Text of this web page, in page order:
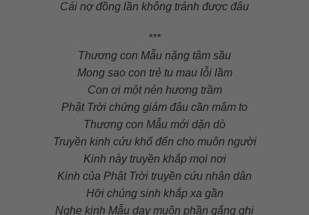
Cái nợ đồng lần không tránh được đâu
***
Thương con Mẫu nặng tâm sầu
Mong sao con trẻ tu mau lỗi lầm
Con ơi một nén hương trầm
Phật Trời chứng giám đâu cần mâm to
Thương con Mẫu mới dặn dò
Truyền kinh cứu khổ đến cho muôn người
Kinh này truyền khắp mọi nơi
Kinh của Phật Trời truyền cứu nhân dân
Hỡi chúng sinh khắp xa gần
Nghe kinh Mẫu dạy muôn phần gắng ghi